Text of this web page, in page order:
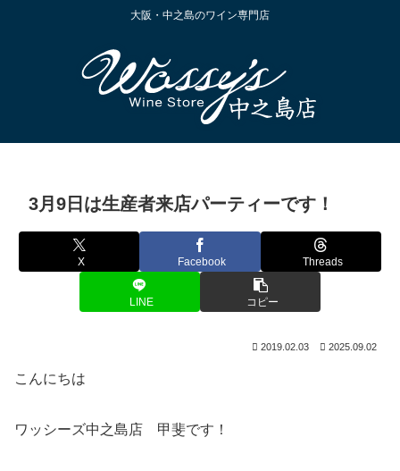
大阪・中之島のワイン専門店
3月9日は生産者来店パーティーです！
X Facebook Threads
LINE コピー
2019.02.03 2025.09.02
こんにちは
ワッシーズ中之島店 甲斐です！